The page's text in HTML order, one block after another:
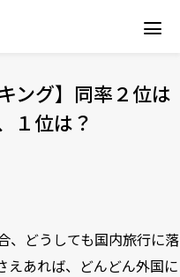
ング】同率２位は
１位は？
、どうしても国内旅行に落
えあれば、どんどん外国に